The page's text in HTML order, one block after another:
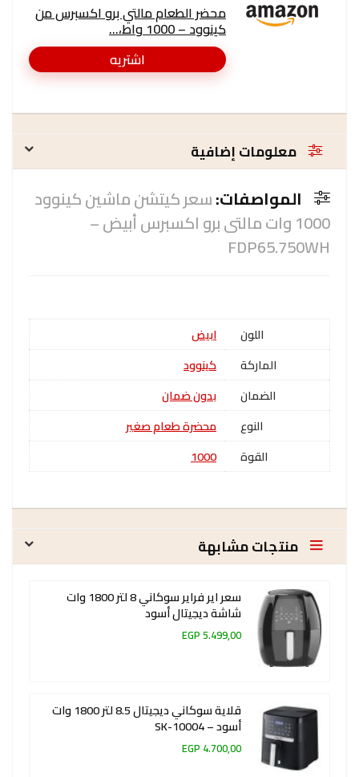
محضر الطعام مالتي برو اكسبرس من
كينوود – 1000 واط،...
اشتريه
معلومات إضافية
المواصفات:سعر كيتشن ماشين كينوود
1000 وات مالتى برو اكسبرس أبيض –
FDP65.750WH
اللون
ابيض
الماركة
كينوود
الضمان
بدون ضمان
النوع
محضرة طعام صغير
القوة
1000
منتجات مشابهة
سعر اير فراير سوكاني 8 لتر 1800 وات
شاشة ديجيتال أسود
5.499,00 EGP
قلاية سوكاني ديجيتال 8.5 لتر 1800 وات
أسود – SK-10004
4.700,00 EGP